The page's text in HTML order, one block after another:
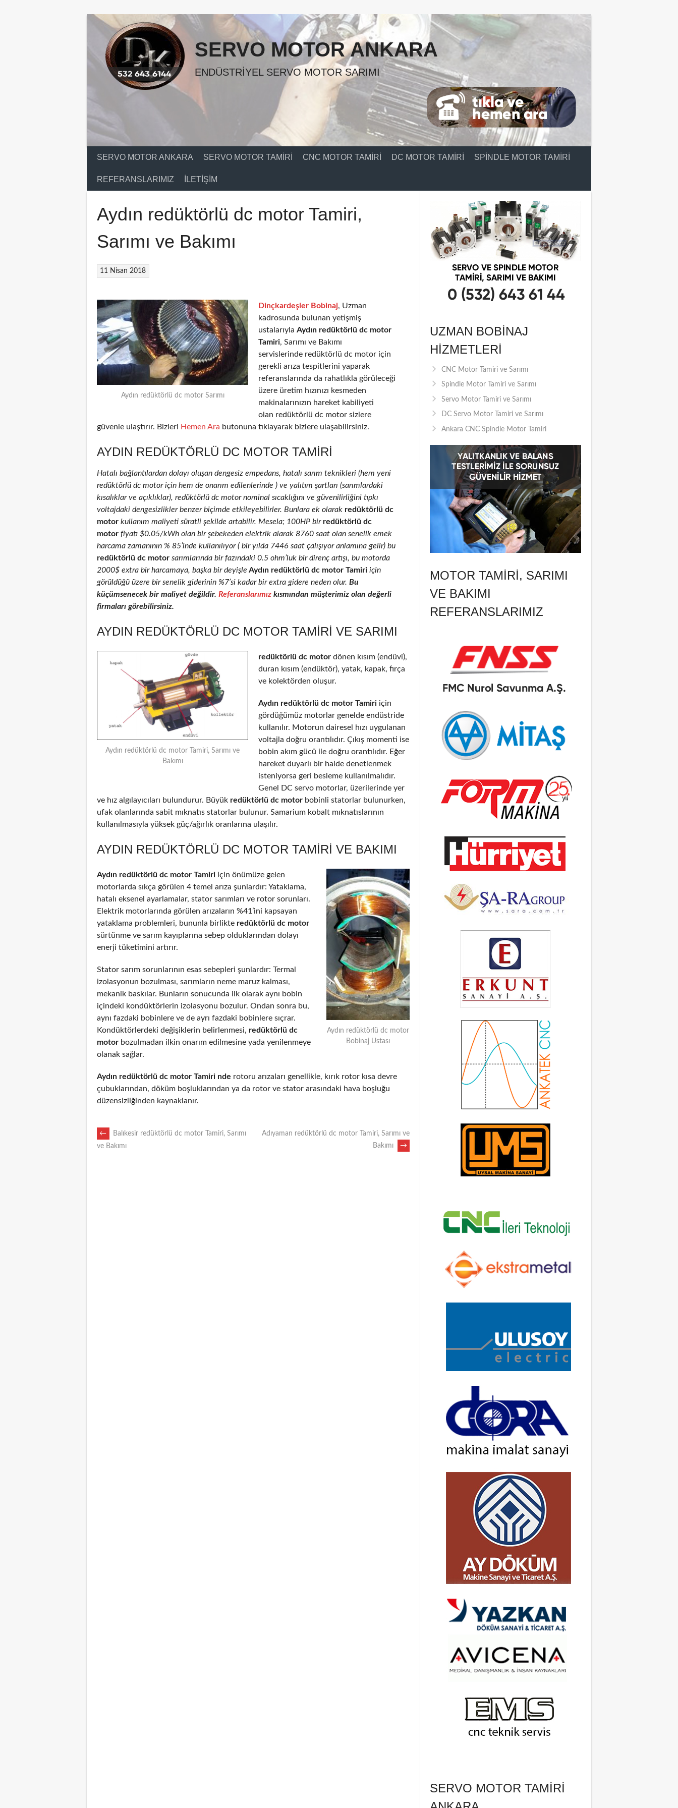
SERVO MOTOR ANKARA
ENDÜSTRIYEL SERVO MOTOR SARIMI
SERVO MOTOR ANKARA SERVO MOTOR TAMIRI CNC MOTOR TAMIRI DC MOTOR TAMIRI SPINDLE MOTOR TAMIRI
REFERANSLARIMIZ İLETIŞIM
Aydın redüktörlü dc motor Tamiri,
Sarımı ve Bakımı
11 Nisan 2018
Aydın redüktörlü dc motor Sarımı
Dinçkardeşler Bobinaj, Uzman
kadrosunda bulunan yetişmiş
ustalarıyla Aydın redüktörlü dc motor
Tamiri, Sarımı ve Bakımı
servislerinde redüktörlü dc motor için
gerekli arıza tespitlerini yaparak
referanslarında da rahatlıkla görüleceği
üzere üretim hızınızı kesmeden
makinalarınızın hareket kabiliyeti
olan redüktörlü dc motor sizlere
güvenle ulaştırır. Bizleri Hemen Ara butonuna tıklayarak bizlere ulaşabilirsiniz.
AYDIN REDÜKTÖRLÜ DC MOTOR TAMIRI
Hatalı bağlantılardan dolayı oluşan dengesiz empedans, hatalı sarım teknikleri (hem yeni
redüktörlü dc motor için hem de onarım edilenlerinde ) ve yalıtım şartları (sarımlardaki
kısalıklar ve açıklıklar), redüktörlü dc motor nominal sıcaklığını ve güvenilirliğini tıpkı
voltajdaki dengesizlikler benzer biçimde etkileyebilirler. Bunlara ek olarak redüktörlü dc
motor kullanım maliyeti süratli şekilde artabilir. Mesela; 100HP birredüktörlü dc
motor fiyatı $0.05/kWh olan bir şebekeden elektrik alarak 8760 saat olan senelik emek
harcama zamanının % 85’inde kullanılıyor ( bir yılda 7446 saat çalışıyor anlamına gelir) bu
redüktörlü dc motor sarımlarında bir fazındaki 0.5 ohm’luk bir direnç artışı, bu motorda
2000$ extra bir harcamaya, başka bir deyişle Aydın redüktörlü dc motor Tamiri için
görüldüğü üzere bir senelik giderinin %7’si kadar bir extra gidere neden olur. Bu
küçümsenecek bir maliyet değildir. Referanslarımız kısmından müşterimiz olan değerli
firmaları görebilirsiniz.
AYDIN REDÜKTÖRLÜ DC MOTOR TAMIRI VE SARIMI
Aydın redüktörlü dc motor Tamiri, Sarımı ve
Bakımı
redüktörlü dc motor dönen kısım (endüvi),
duran kısım (endüktör), yatak, kapak, fırça
ve kolektörden oluşur.
Aydın redüktörlü dc motor Tamiri için
gördüğümüz motorlar genelde endüstride
kullanılır. Motorun dairesel hızı uygulanan
voltajla doğru orantılıdır. Çıkış momenti ise
bobin akım gücü ile doğru orantılıdır. Eğer
hareket duyarlı bir halde denetlenmek
isteniyorsa geri besleme kullanılmalıdır.
Genel DC servo motorlar, üzerilerinde yer
ve hız algılayıcıları bulundurur. Büyük redüktörlü dc motor bobinli statorlar bulunurken,
ufak olanlarında sabit mıknatıs statorlar bulunur. Samarium kobalt mıknatıslarının
kullanılmasıyla yüksek güç/ağırlık oranlarına ulaşılır.
AYDIN REDÜKTÖRLÜ DC MOTOR TAMIRI VE BAKIMI
Aydın redüktörlü dc motor
Bobinaj Ustası
Aydın redüktörlü dc motor Tamiri için önümüze gelen
motorlarda sıkça görülen 4 temel arıza şunlardır: Yataklama,
hatalı eksenel ayarlamalar, stator sarımları ve rotor sorunları.
Elektrik motorlarında görülen arızaların %41’ini kapsayan
yataklama problemleri, bununla birlikte redüktörlü dc motor
sürtünme ve sarım kayıplarına sebep olduklarından dolayı
enerji tüketimini artırır.
Stator sarım sorunlarının esas sebepleri şunlardır: Termal
izolasyonun bozulması, sarımların neme maruz kalması,
mekanik baskılar. Bunların sonucunda ilk olarak aynı bobin
içindeki kondüktörlerin izolasyonu bozulur. Ondan sonra bu,
aynı fazdaki bobinlere ve de ayrı fazdaki bobinlere sıçrar.
Kondüktörlerdeki değişiklerin belirlenmesi, redüktörlü dc
motor bozulmadan ilkin onarım edilmesine yada yenilenmeye
olanak sağlar.
Aydın redüktörlü dc motor Tamiri nde rotoru arızaları genellikle, kırık rotor kısa devre
çubuklarından, döküm boşluklarından ya da rotor ve stator arasındaki hava boşluğu
düzensizliğinden kaynaklanır.
POST
←
Balıkesir redüktörlü dc motor Tamiri, Sarımı
ve Bakımı
Adıyaman redüktörlü dc motor Tamiri, Sarımı ve
Bakımı
→
UZMAN BOBINAJ
HIZMETLERI
CNC Motor Tamiri ve Sarımı
Spindle Motor Tamiri ve Sarımı
Servo Motor Tamiri ve Sarımı
DC Servo Motor Tamiri ve Sarımı
Ankara CNC Spindle Motor Tamiri
MOTOR TAMIRI, SARIMI
VE BAKIMI
REFERANSLARIMIZ
SERVO MOTOR TAMIRI